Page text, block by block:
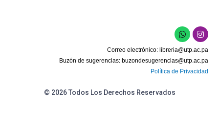
W
h
a
t
s
a
p
I
n
s
t
a
g
r
Correo electrónico: libreria@utp.ac.pa
Buzón de sugerencias: buzondesugerencias@utp.ac.pa
Política de Privacidad
© 2026 Todos Los Derechos Reservados